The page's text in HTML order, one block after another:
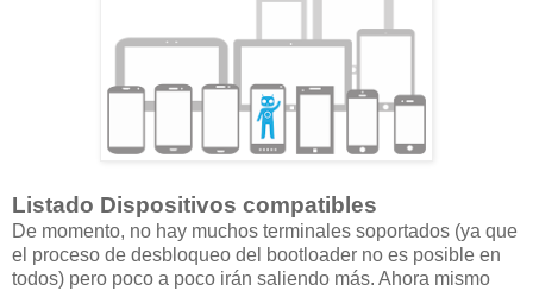
Listado Dispositivos compatibles
De momento, no hay muchos terminales soportados (ya que
el proceso de desbloqueo del bootloader no es posible en
todos) pero poco a poco irán saliendo más. Ahora mismo